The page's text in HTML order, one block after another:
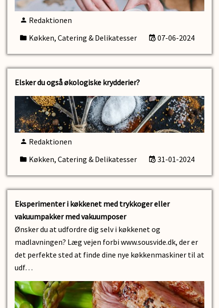
Redaktionen
Køkken, Catering & Delikatesser
07-06-2024
Elsker du også økologiske krydderier?
Redaktionen
Køkken, Catering & Delikatesser
31-01-2024
Eksperimenter i køkkenet med trykkoger eller
vakuumpakker med vakuumposer
Ønsker du at udfordre dig selv i køkkenet og
madlavningen? Læg vejen forbi www.sousvide.dk, der er
det perfekte sted at finde dine nye køkkenmaskiner til at
udf…